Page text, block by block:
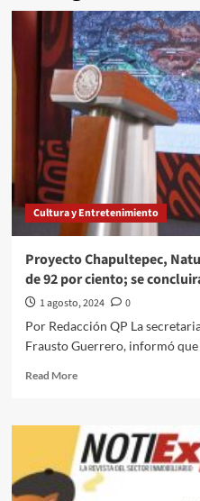
Cultura y Entretenimiento
Proyecto Chapultepec,
de 92 por ciento; se
1 agosto, 2024
0
Por Redacción QP La
Frausto Guerrero, informó que
Read MoreRead
Proyecto
Chapultepec,
Naturaleza
y
Cultura